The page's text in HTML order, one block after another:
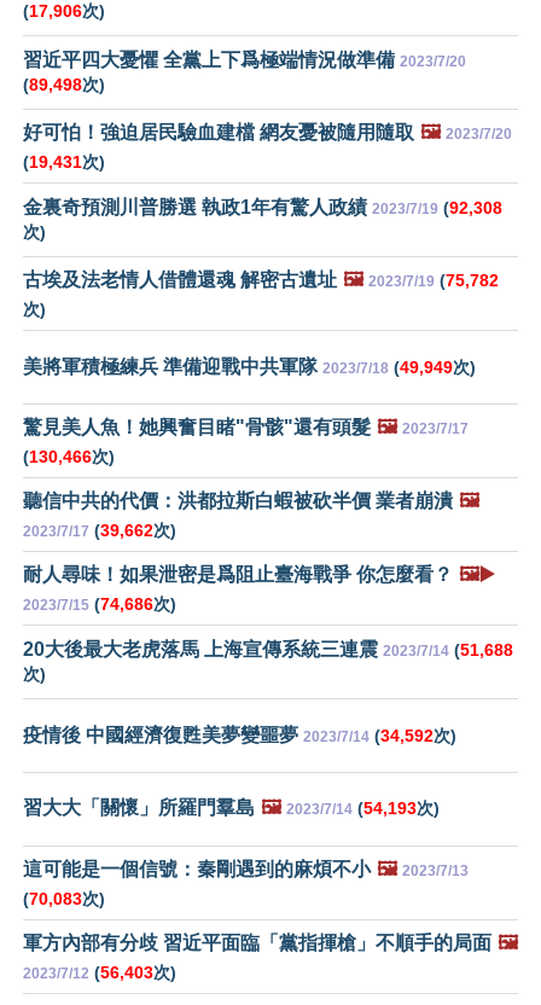
(17,906次)
習近平四大憂懼 全黨上下爲極端情況做準備 2023/7/20
(89,498次)
好可怕！強迫居民驗血建檔 網友憂被隨用隨取 🖼️ 2023/7/20
(19,431次)
金裏奇預測川普勝選 執政1年有驚人政績 2023/7/19 (92,308
次)
古埃及法老情人借體還魂 解密古遺址 🖼️ 2023/7/19 (75,782
次)
美將軍積極練兵 準備迎戰中共軍隊 2023/7/18 (49,949次)
驚見美人魚！她興奮目睹"骨骸"還有頭髮 🖼️ 2023/7/17
(130,466次)
聽信中共的代價：洪都拉斯白蝦被砍半價 業者崩潰 🖼️
2023/7/17 (39,662次)
耐人尋味！如果泄密是爲阻止臺海戰爭 你怎麼看？ 🖼️▶️
2023/7/15 (74,686次)
20大後最大老虎落馬 上海宣傳系統三連震 2023/7/14 (51,688
次)
疫情後 中國經濟復甦美夢變噩夢 2023/7/14 (34,592次)
習大大「關懷」所羅門羣島 🖼️ 2023/7/14 (54,193次)
這可能是一個信號：秦剛遇到的麻煩不小 🖼️ 2023/7/13
(70,083次)
軍方內部有分歧 習近平面臨「黨指揮槍」不順手的局面 🖼️
2023/7/12 (56,403次)